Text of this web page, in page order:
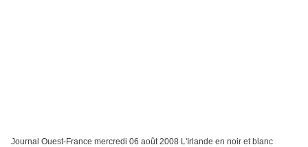
Journal Ouest-France mercredi 06 août 2008 L'Irlande en noir et blanc